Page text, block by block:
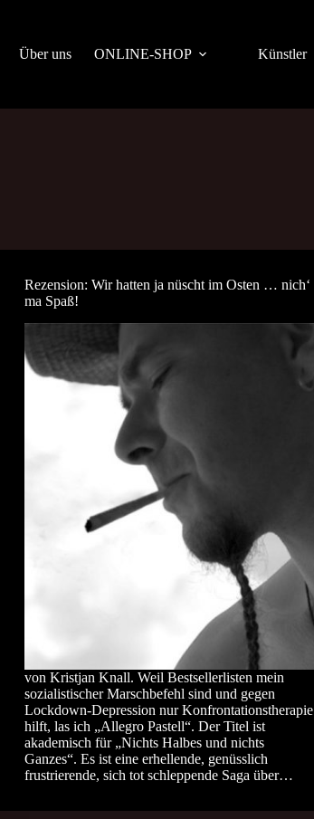
Über uns
ONLINE-SHOP Künstler
Rezension: Wir hatten ja nüscht im Osten … nich‘
ma Spaß!
von Kristjan Knall. Weil Bestsellerlisten mein
sozialistischer Marschbefehl sind und gegen
Lockdown-Depression nur Konfrontationstherapie
hilft, las ich „Allegro Pastell“. Der Titel ist
akademisch für „Nichts Halbes und nichts
Ganzes“. Es ist eine erhellende, genüsslich
frustrierende, sich tot schleppende Saga über…